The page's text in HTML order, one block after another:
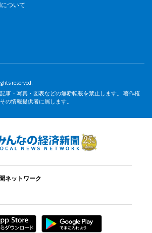
ついて
reserved.
事・写真・図表などの無断転載を禁止します。 著作権
の情報提供者に属します。
ネットワーク